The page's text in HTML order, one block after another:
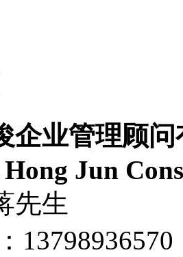
企业管理顾
Hong Jun
先生
13798936570